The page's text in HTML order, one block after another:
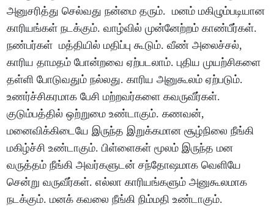
அனுசரித்து செல்வது நன்மை தரும்.மனம் மகிழும்படியான
காரியங்கள் நடக்கும்.வாழ்வில் முன்னேற்றம் காண்பீர்கள்.
நண்பர்கள் மத்தியில் மதிப்பு கூடும்.வீண் அலைச்சல்,
காரிய தாமதம் போன்றவை ஏற்படலாம்.புதிய முயற்சிகளை
தள்ளி போடுவதும் நல்லது.காரிய அனுகூலம் ஏற்படும்.
உணர்ச்சிகரமாக பேசி மற்றவர்களை கவருவீர்கள்.
குடும்பத்தில் ஒற்றுமை உண்டாகும்.கணவன்,
மனைவிக்கிடையே இருந்த இறுக்கமான சூழ்நிலை நீங்கி
மகிழ்ச்சி உண்டாகும்.பிள்ளைகள் மூலம் இருந்த மன
வருத்தம் நீங்கி அவர்களுடன் சந்தோஷமாக வெளியே
சென்று வருவீர்கள்.எல்லா காரியங்களும் அனுகூலமாக
நடக்கும்.மனக் கவலை நீங்கி நிம்மதி உண்டாகும்.